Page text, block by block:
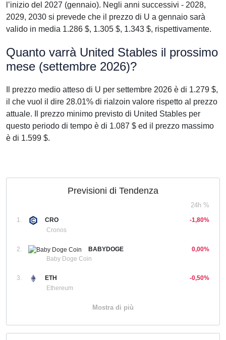
l’inizio del 2027 (gennaio). Negli anni successivi - 2028,
2029, 2030 si prevede che il prezzo di U a gennaio sarà
valido in media 1.286 $, 1.305 $, 1.343 $, rispettivamente.
Quanto varrà United Stables il prossimo
mese (settembre 2026)?
Il prezzo medio atteso di U per settembre 2026 è di 1.279 $,
il che vuol il dire 28.01% di rialzoin valore rispetto al prezzo
attuale. Il prezzo minimo previsto di United Stables per
questo periodo di tempo è di 1.087 $ ed il prezzo massimo
è di 1.599 $.
Previsioni di Tendenza
24h %
1.
CRO
Cronos
-1,80%
2.
BABYDOGE
Baby Doge Coin
0,00%
3.
ETH
Ethereum
-0,50%
Mostra di più